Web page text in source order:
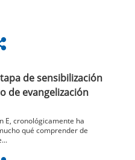
de sensibilización
de evangelización
E, cronológicamente ha
qué comprender de